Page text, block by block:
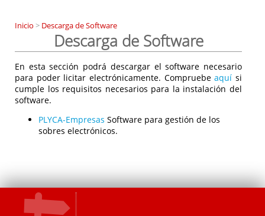
Inicio > Descarga de Software
Descarga de Software
En esta sección podrá descargar el software necesario
para poder licitar electrónicamente. Compruebeaquí si
cumple los requisitos necesarios para la instalación del
software.
PLYCA-Empresas Software para gestión de los
sobres electrónicos.